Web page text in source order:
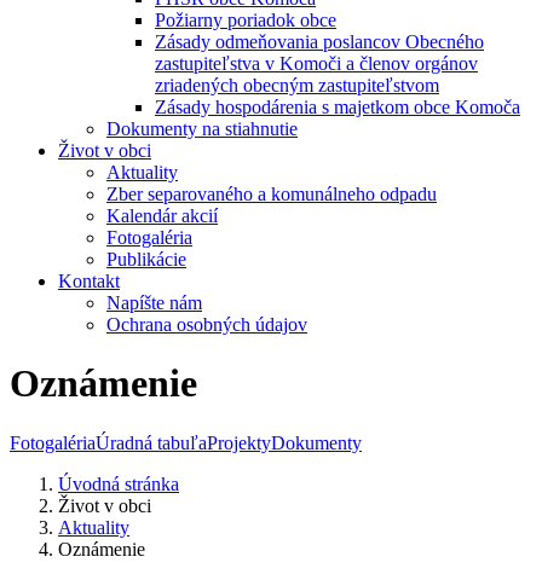
Požiarny poriadok obce
Zásady odmeňovania poslancov Obecného
zastupiteľstva v Komoči a členov orgánov
zriadených obecným zastupiteľstvom
Zásady hospodárenia s majetkom obce Komoča
Dokumenty na stiahnutie
Život v obci
Aktuality
Zber separovaného a komunálneho odpadu
Kalendár akcií
Fotogaléria
Publikácie
Kontakt
Napíšte nám
Ochrana osobných údajov
Oznámenie
FotogalériaÚradná tabuľaProjektyDokumenty
Úvodná stránka
Život v obci
Aktuality
Oznámenie